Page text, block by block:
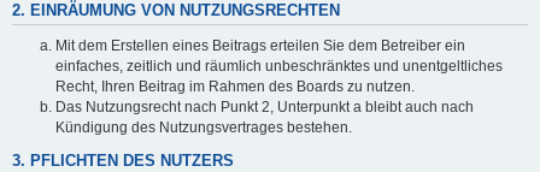
2. EINRÄUMUNG VON NUTZUNGSRECHTEN
Mit dem Erstellen eines Beitrags erteilen Sie dem Betreiber ein
einfaches, zeitlich und räumlich unbeschränktes und unentgeltliches
Recht, Ihren Beitrag im Rahmen des Boards zu nutzen.
Das Nutzungsrecht nach Punkt 2, Unterpunkt a bleibt auch nach
Kündigung des Nutzungsvertrages bestehen.
3. PFLICHTEN DES NUTZERS